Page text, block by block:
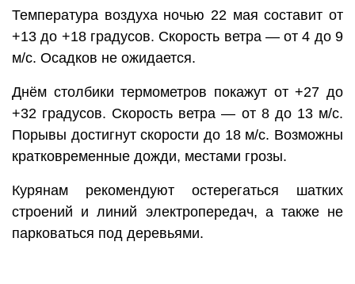
Температура воздуха ночью 22 мая составит от
+13 до +18 градусов. Скорость ветра — от 4 до 9
м/c. Осадков не ожидается.
Днём столбики термометров покажут от +27 до
+32 градусов. Скорость ветра — от 8 до 13 м/c.
Порывы достигнут скорости до 18 м/с. Возможны
кратковременные дожди, местами грозы.
Курянам рекомендуют остерегаться шатких
строений и линий электропередач, а также не
парковаться под деревьями.